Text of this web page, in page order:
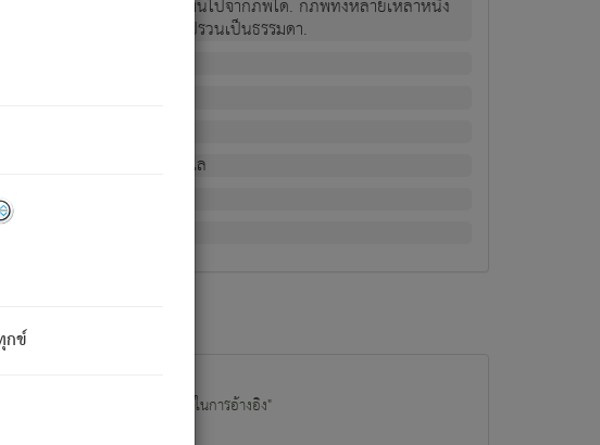
กข์
แล้วนั้น ย่อมไม่เป็นผู้หลุดพ้นไปจากภพได้. ก็ภพทั้งหลายเหล่าหนึ่ง
ที่ยง เป็นทุกข์ มีความแปรปรวนเป็นธรรมดา.
เพลินวิภวตัณหาด้วย.
ง นั้นคือนิพพาน.
ปลี่ยนแปลงอีกต่อไป). ดังนี้แล
ครั้งล่าสุด ก่อนนำข้อมูลไปใช้ในการอ้างอิง"